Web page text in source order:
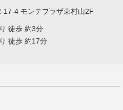
17-4 モンテプラザ東村山2F
徒歩 約3分
徒歩 約17分